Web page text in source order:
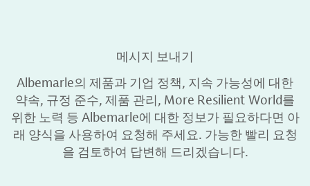
메시지 보내기
Albemarle의 제품과 기업 정책, 지속 가능성에 대한
약속, 규정 준수, 제품 관리, More Resilient World를
위한 노력 등 Albemarle에 대한 정보가 필요하다면 아
래 양식을 사용하여 요청해 주세요. 가능한 빨리 요청
을 검토하여 답변해 드리겠습니다.